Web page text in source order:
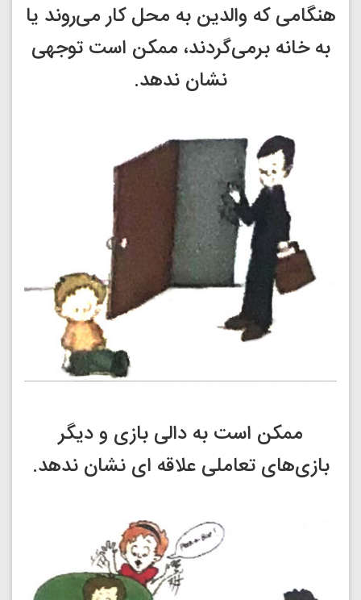
هنگامی که والدین به محل کار می‌روند یا
به خانه برمی‌گردند، ممکن است توجهی
نشان ندهد.
ممکن است به دالی بازی و دیگر
بازی‌های تعاملی علاقه ای نشان ندهد.